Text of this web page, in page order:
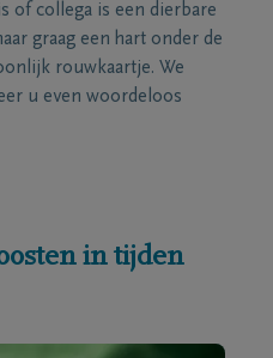
of collega is een dierbare
graag een hart onder de
rouwkaartje. We
u even woordeloos
in tijden